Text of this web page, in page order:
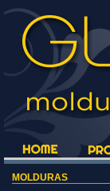
MOLDURAS